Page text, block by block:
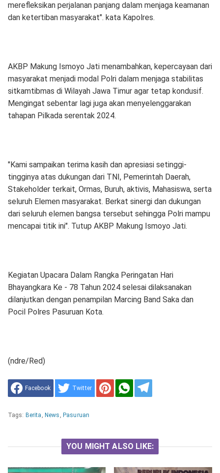
merefleksikan perjalanan panjang dalam menjaga keamanan
dan ketertiban masyarakat". kata Kapolres.
AKBP Makung Ismoyo Jati menambahkan, kepercayaan dari
masyarakat menjadi modal Polri dalam menjaga stabilitas
sitkamtibmas di Wilayah Jawa Timur agar tetap kondusif.
Mengingat sebentar lagi juga akan menyelenggarakan
tahapan Pilkada serentak 2024.
"Kami sampaikan terima kasih dan apresiasi setinggi-
tingginya atas dukungan dari TNI, Pemerintah Daerah,
Stakeholder terkait, Ormas, Buruh, aktivis, Mahasiswa, serta
seluruh Elemen masyarakat. Berkat sinergi dan dukungan
dari seluruh elemen bangsa tersebut sehingga Polri mampu
mencapai titik ini". Tutup AKBP Makung Ismoyo Jati.
Kegiatan Upacara Dalam Rangka Peringatan Hari
Bhayangkara Ke - 78 Tahun 2024 selesai dilaksanakan
dilanjutkan dengan penampilan Marcing Band Saka dan
Pocil Polres Pasuruan Kota.
(ndre/Red)
Facebook Twitter
Tags: Berita , News , Pasuruan
YOU MIGHT ALSO LIKE: